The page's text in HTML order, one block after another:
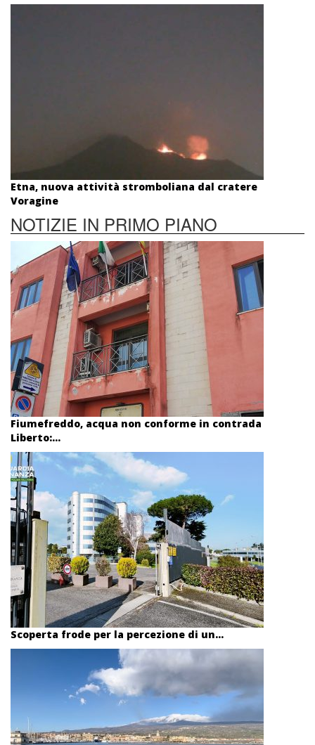
Etna, nuova attività stromboliana dal cratere
Voragine
NOTIZIE IN PRIMO PIANO
Fiumefreddo, acqua non conforme in contrada
Liberto:...
Scoperta frode per la percezione di un...